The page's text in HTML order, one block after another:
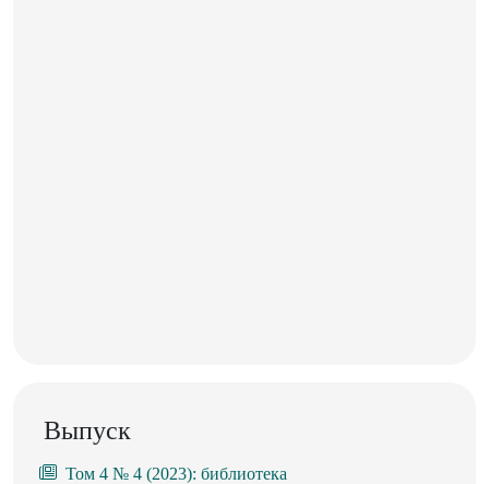
Выпуск
Том 4 № 4 (2023): библиотека